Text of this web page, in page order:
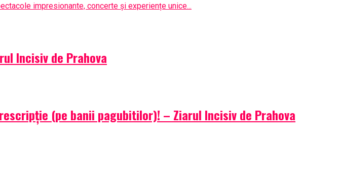
impresionante, concerte și experiențe unice...
Incisiv de Prahova
(pe banii pagubitilor)! – Ziarul Incisiv de Prahova